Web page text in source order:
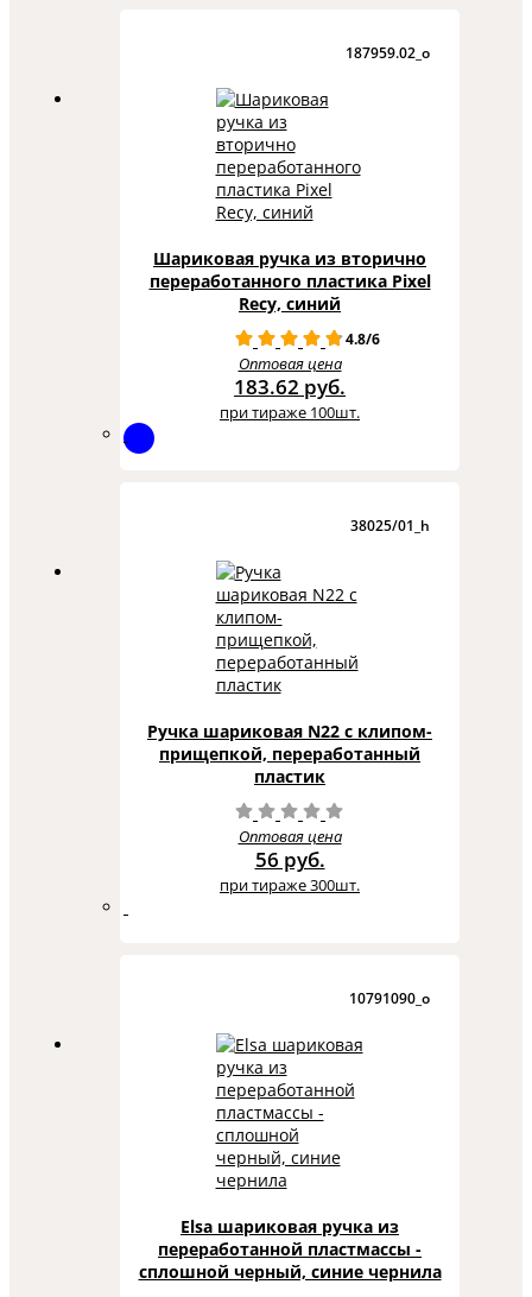
187959.02_o
Шариковая ручка из вторично
переработанного пластика Pixel
Recy, синий
4.8/6
Оптовая цена
183.62 руб.
при тираже 100шт.
38025/01_h
Ручка шариковая N22 с клипом-
прищепкой, переработанный
пластик
Оптовая цена
56 руб.
при тираже 300шт.
10791090_o
Elsa шариковая ручка из
переработанной пластмассы -
сплошной черный, синие чернила